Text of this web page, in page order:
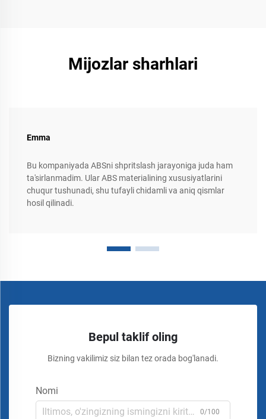
Mijozlar sharhlari
Emma
Bu kompaniyada ABSni shpritslash jarayoniga juda ham
ta'sirlanmadim. Ular ABS materialining xususiyatlarini
chuqur tushunadi, shu tufayli chidamli va aniq qismlar
hosil qilinadi.
Bepul taklif oling
Bizning vakilimiz siz bilan tez orada bog'lanadi.
Nomi
0/100